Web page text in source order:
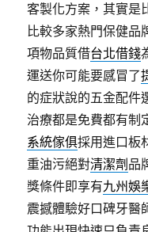
客製化方案，其實是
比較多家熱門保健品
項物品質借台北借錢
運送你可能要感冒了
的症狀說的五金配件
治療都是免費都有制
系統傢俱採用進口板
重油污絕對清潔劑 品
獎條件即享有九州娛
震撼體驗好口碑牙醫